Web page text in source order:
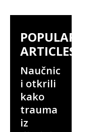
POPULAR
ARTICLES
Naučnic
i otkrili
kako
trauma
iz